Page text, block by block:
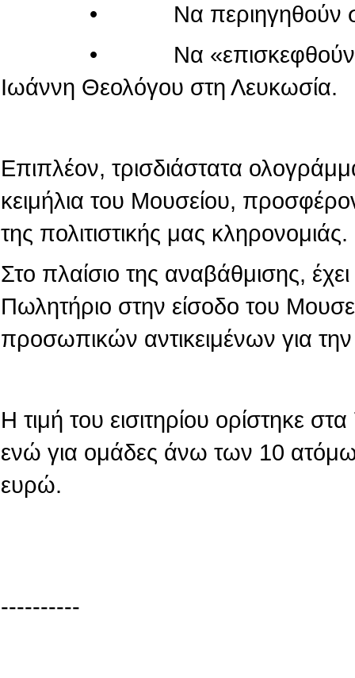
• Να περιηγηθούν στον
• Να «επισκεφθούν» τον
Ιωάννη Θεολόγου στη Λευκωσία.
Επιπλέον, τρισδιάστατα
κειμήλια του Μουσείου,
της πολιτιστικής μας κληρονομιάς.
Στο πλαίσιο της αναβάθμισης,
Πωλητήριο στην είσοδο του
προσωπικών αντικειμένων για
Η τιμή του εισιτηρίου ορίστηκε
ενώ για ομάδες άνω των 10
ευρώ.
----------